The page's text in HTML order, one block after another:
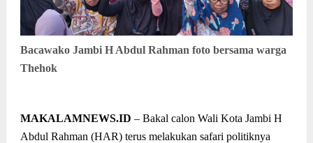
Bacawako Jambi H Abdul Rahman foto bersama warga
Thehok
MAKALAMNEWS.ID – Bakal calon Wali Kota Jambi H
Abdul Rahman (HAR) terus melakukan safari politiknya